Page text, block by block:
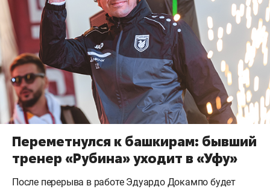
Переметнулся к башкирам: бывший
тренер «Рубина» уходит в «Уфу»
После перерыва в работе Эдуардо Докампо будет